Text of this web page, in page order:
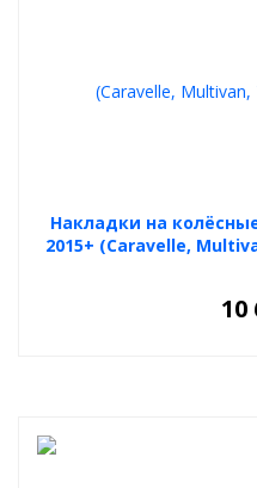
Накладки на
2015+ (Caravelle,
10